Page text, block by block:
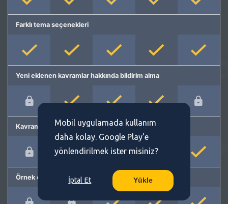
Farklı tema seçenekleri
Yeni eklenen kavramlar hakkında bildirim alma
Kavram önerme
Örnek cümleler
Mobil uygulamada kullanım
daha kolay. Google Play'e
yönlendirilmek ister misiniz?
İptal Et Yükle